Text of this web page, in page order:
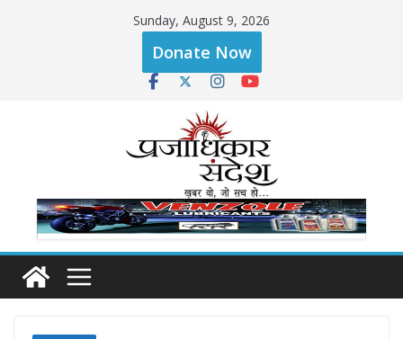
Sunday, August 9, 2026
Donate Now